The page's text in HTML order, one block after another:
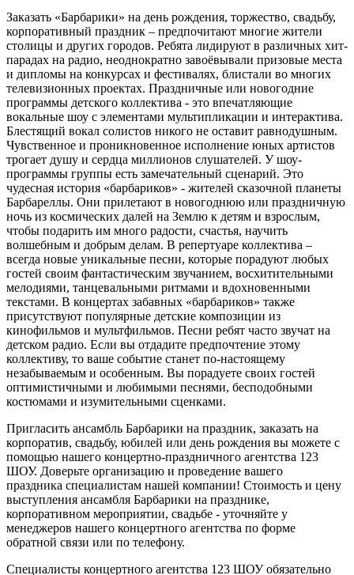
Заказать «Барбарики» на день рождения, торжество, свадьбу,
корпоративный праздник – предпочитают многие жители
столицы и других городов. Ребята лидируют в различных хит-
парадах на радио, неоднократно завоёвывали призовые места
и дипломы на конкурсах и фестивалях, блистали во многих
телевизионных проектах. Праздничные или новогодние
программы детского коллектива - это впечатляющие
вокальные шоу с элементами мультипликации и интерактива.
Блестящий вокал солистов никого не оставит равнодушным.
Чувственное и проникновенное исполнение юных артистов
трогает душу и сердца миллионов слушателей. У шоу-
программы группы есть замечательный сценарий. Это
чудесная история «барбариков» - жителей сказочной планеты
Барбареллы. Они прилетают в новогоднюю или праздничную
ночь из космических далей на Землю к детям и взрослым,
чтобы подарить им много радости, счастья, научить
волшебным и добрым делам. В репертуаре коллектива –
всегда новые уникальные песни, которые порадуют любых
гостей своим фантастическим звучанием, восхитительными
мелодиями, танцевальными ритмами и вдохновенными
текстами. В концертах забавных «барбариков» также
присутствуют популярные детские композиции из
кинофильмов и мультфильмов. Песни ребят часто звучат на
детском радио. Если вы отдадите предпочтение этому
коллективу, то ваше событие станет по-настоящему
незабываемым и особенным. Вы порадуете своих гостей
оптимистичными и любимыми песнями, бесподобными
костюмами и изумительными сценками.
Пригласить ансамбль Барбарики на праздник, заказать на
корпоратив, свадьбу, юбилей или день рождения вы можете с
помощью нашего концертно-праздничного агентства 123
ШОУ. Доверьте организацию и проведение вашего
праздника специалистам нашей компании! Стоимость и цену
выступления ансамбля Барбарики на празднике,
корпоративном мероприятии, свадьбе - уточняйте у
менеджеров нашего концертного агентства по форме
обратной связи или по телефону.
Специалисты концертного агентства 123 ШОУ обязательно